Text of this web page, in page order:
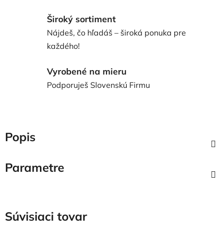
Široký sortiment
Nájdeš, čo hľadáš – široká ponuka pre
každého!
Vyrobené na mieru
Podporuješ Slovenskú Firmu
Popis
Parametre
Súvisiaci tovar